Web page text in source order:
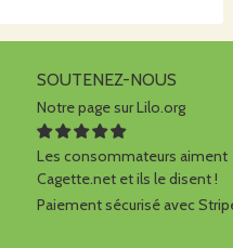
SOUTENEZ-NOUS
Notre page sur Lilo.org
Les consommateurs aiment
Cagette.net et ils le disent !
Paiement sécurisé avec